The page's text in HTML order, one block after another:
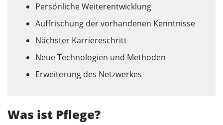
Persönliche Weiterentwicklung
Auffrischung der vorhandenen Kenntnisse
Nächster Karriereschritt
Neue Technologien und Methoden
Erweiterung des Netzwerkes
Was ist Pflege?